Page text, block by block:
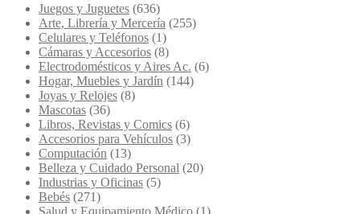
Juegos y Juguetes (636)
Arte, Librería y Mercería (255)
Celulares y Teléfonos (1)
Cámaras y Accesorios (8)
Electrodomésticos y Aires Ac. (6)
Hogar, Muebles y Jardín (144)
Joyas y Relojes (8)
Mascotas (36)
Libros, Revistas y Comics (6)
Accesorios para Vehículos (3)
Computación (13)
Belleza y Cuidado Personal (20)
Industrias y Oficinas (5)
Bebés (271)
Salud y Equipamiento Médico (1)